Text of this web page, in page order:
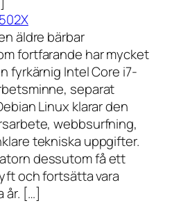
äldre bärbar
fortfarande har mycket
fyrkärnig Intel Core i7-
separat
Linux klarar den
webbsurfning,
tekniska uppgifter.
dessutom få ett
och fortsätta vara
år. […]